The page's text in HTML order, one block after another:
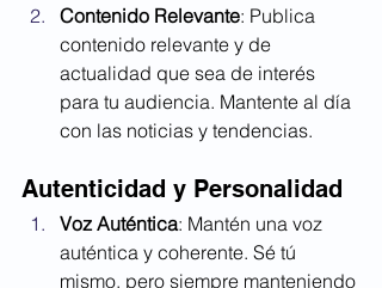
Contenido Relevante: Publica
contenido relevante y de
actualidad que sea de interés
para tu audiencia. Mantente al día
con las noticias y tendencias.
Autenticidad y Personalidad
Voz Auténtica: Mantén una voz
auténtica y coherente. Sé tú
mismo, pero siempre manteniendo